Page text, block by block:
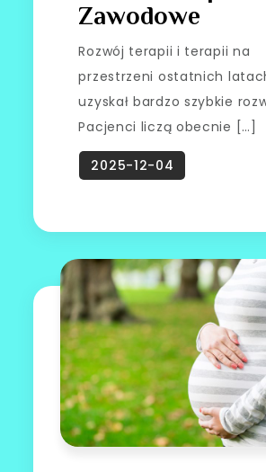
Zawodowe
Rozwój terapii i terapii na
przestrzeni ostatnich
uzyskał bardzo szybkie
Pacjenci liczą obecnie […]